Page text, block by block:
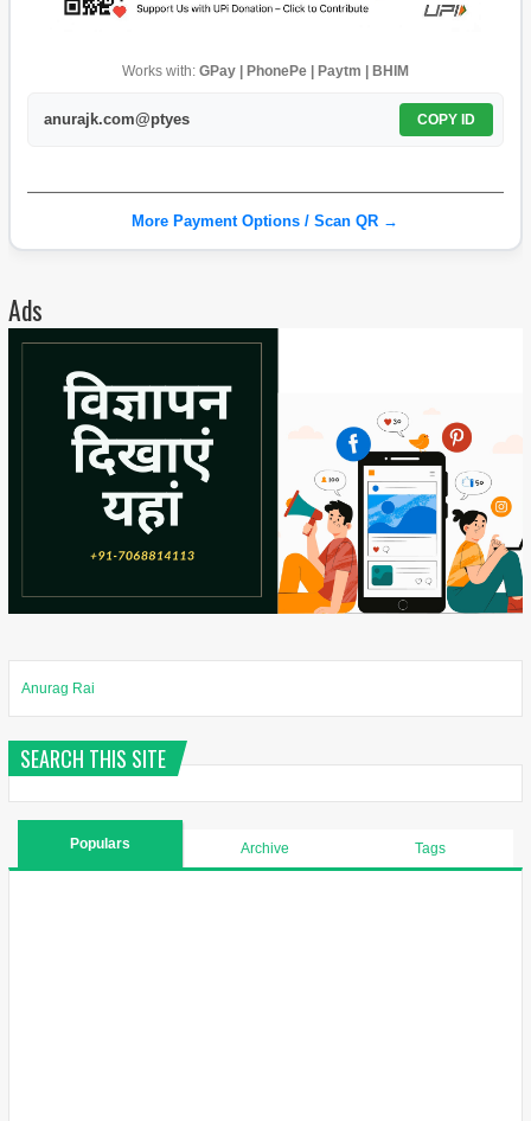
Works with: GPay | PhonePe | Paytm | BHIM
anurajk.com@ptyes COPY ID
More Payment Options / Scan QR →
Ads
Anurag Rai
SEARCH THIS SITE
Populars Archive Tags